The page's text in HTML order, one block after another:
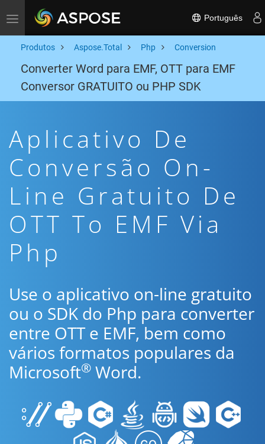
Toggle navigation Português
Produtos Aspose.Total Php Conversion
Converter Word para EMF, OTT para EMF
Conversor GRATUITO ou PHP SDK
Aplicativo De
Conversão On-
Line Gratuito De
OTT To EMF Via
Php
Use o aplicativo on-line gratuito
ou o SDK do Php para converter
entre OTT e EMF, bem como
vários formatos populares da
Microsoft® Word.